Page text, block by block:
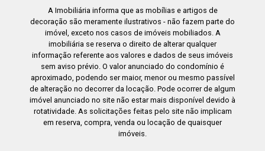
A Imobiliária informa que as mobílias e artigos de
decoração são meramente ilustrativos - não fazem parte do
imóvel, exceto nos casos de imóveis mobiliados. A
imobiliária se reserva o direito de alterar qualquer
informação referente aos valores e dados de seus imóveis
sem aviso prévio. O valor anunciado do condomínio é
aproximado, podendo ser maior, menor ou mesmo passível
de alteração no decorrer da locação. Pode ocorrer de algum
imóvel anunciado no site não estar mais disponível devido à
rotatividade. As solicitações feitas pelo site não implicam
em reserva, compra, venda ou locação de quaisquer
imóveis.